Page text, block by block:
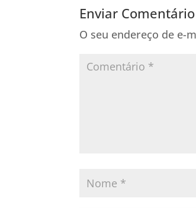
Enviar Comentário
O seu endereço de e-